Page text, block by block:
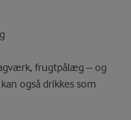
frugtpålæg – og
også drikkes som